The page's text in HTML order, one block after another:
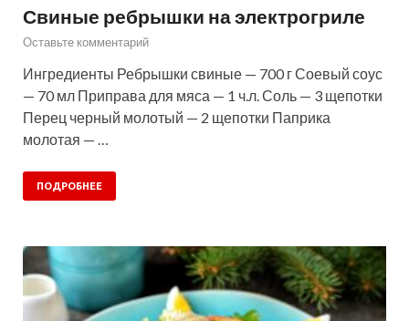
Свиные ребрышки на электрогриле
Оставьте комментарий
Ингредиенты Ребрышки свиные — 700 г Соевый соус
— 70 мл Приправа для мяса — 1 ч.л. Соль — 3 щепотки
Перец черный молотый — 2 щепотки Паприка
молотая — …
ПОДРОБНЕЕ